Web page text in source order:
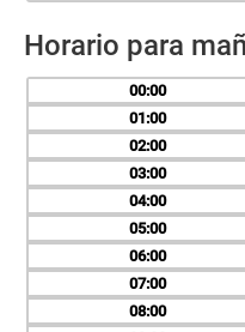
Horario para
00
01
02
03
04
05
06
07
08